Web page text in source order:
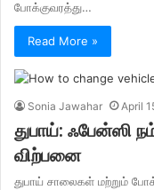
போக்குவரத்து…
Read More »
Sonia Jawahar April
துபாய்: ஃபேன்ஸி
விற்பனை
துபாய் சாலைகள் மற்றும்